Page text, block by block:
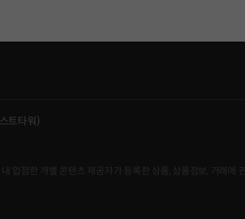
트타워)
점한 개별 콘텐츠 제공자가 등록한 상품, 상품정보, 거래에